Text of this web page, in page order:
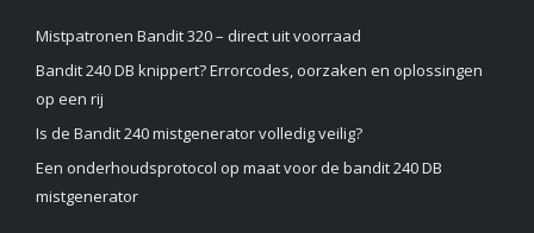
Mistpatronen Bandit 320 – direct uit voorraad
Bandit 240 DB knippert? Errorcodes, oorzaken en oplossingen
op een rij
Is de Bandit 240 mistgenerator volledig veilig?
Een onderhoudsprotocol op maat voor de bandit 240 DB
mistgenerator